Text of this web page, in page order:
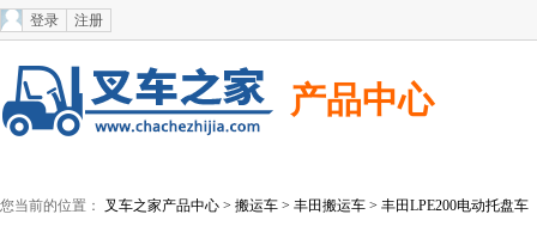
登录 注册
产品中心
您当前的位置： 叉车之家产品中心 > 搬运车 > 丰田搬运车 > 丰田LPE200电动托盘车